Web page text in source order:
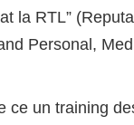
la RTL”
Personal,
ce un training